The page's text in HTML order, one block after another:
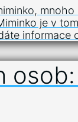
je v